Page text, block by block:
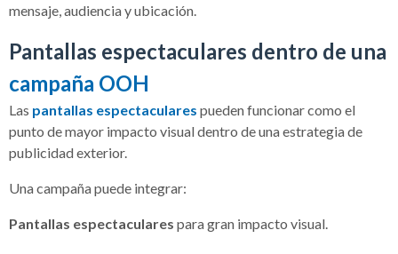
mensaje, audiencia y ubicación.
Pantallas espectaculares dentro de una
campaña OOH
Las pantallas espectaculares pueden funcionar como el
punto de mayor impacto visual dentro de una estrategia de
publicidad exterior.
Una campaña puede integrar:
Pantallas espectaculares para gran impacto visual.